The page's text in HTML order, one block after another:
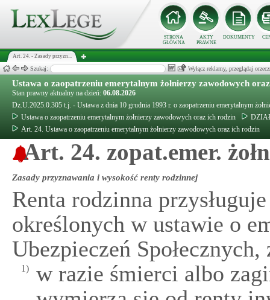
STRONA
GŁÓWNA
AKTY
PRAWNE
DOKUMENTY
Art. 24. - Zasady przyzn...
Szukaj: Wyłącz reklamy, przeglądaj
Ustawa o zaopatrzeniu emerytalnym żołnierzy zawodowych
Stan prawny aktualny na dzień: 06.08.2026
Dz.U.2025.0.305 t.j. - Ustawa z dnia 10 grudnia 1993 r. o zaopatrzeniu emerytalnym
Ustawa o zaopatrzeniu emerytalnym żołnierzy zawodowych oraz ich rodzin
Art. 24. Ustawa o zaopatrzeniu emerytalnym żołnierzy zawodowych oraz ich rodzin
Art. 24. zopat.emer.
Zasady przyznawania i wysokość renty rodzinnej
Renta rodzinna
określonych w ustawie o
Ubezpieczeń
1)
w razie śmierci albo